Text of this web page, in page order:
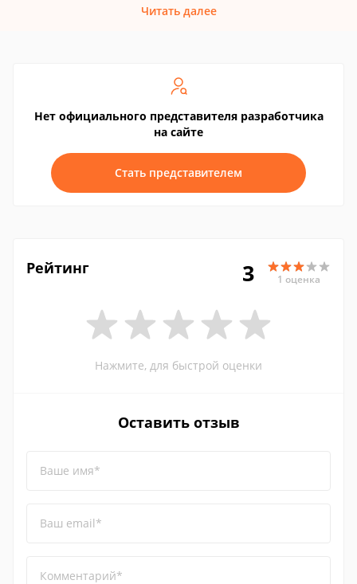
Читать далее
Нет официального представителя разработчика
на сайте
Стать представителем
Рейтинг 3 1 оценка
Нажмите, для быстрой оценки
Оставить отзыв
Ваше имя*
Ваш email*
Комментарий*